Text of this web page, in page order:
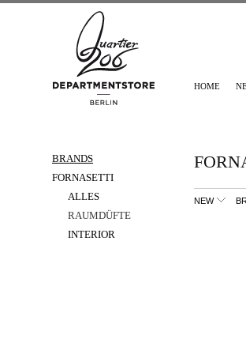
HOME
BRANDS
FORNASETTI
ALLES
RAUMDÜFTE
INTERIOR
NEW